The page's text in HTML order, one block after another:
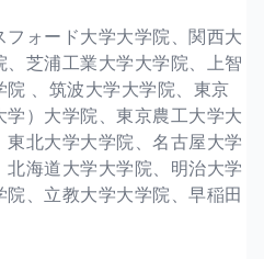
ォード大学大学院、関西大
芝浦工業大学大学院、上智
、筑波大学大学院、東京
）大学院、東京農工大学大
北大学大学院、名古屋大学
海道大学大学院、明治大学
、立教大学大学院、早稲田